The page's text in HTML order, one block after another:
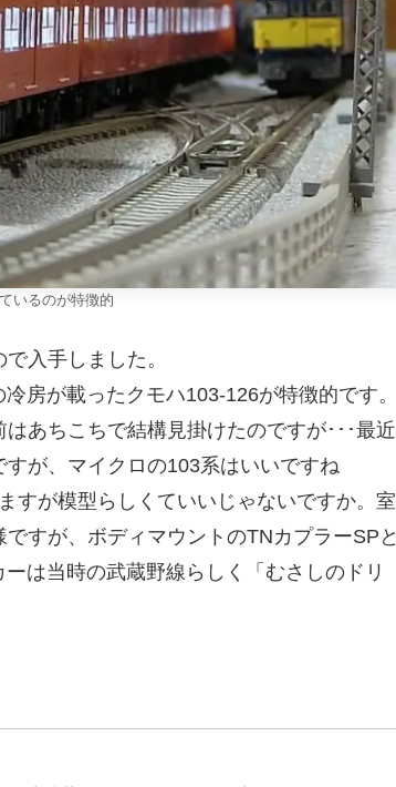
いるのが特徴的
入手しました。
房が載ったクモハ103-126が特徴的です。
あちこちで結構見掛けたのですが･･･最近
が、マイクロの103系はいいですね
すが模型らしくていいじゃないですか。室
すが、ボディマウントのTNカプラーSPと
は当時の武蔵野線らしく「むさしのドリ